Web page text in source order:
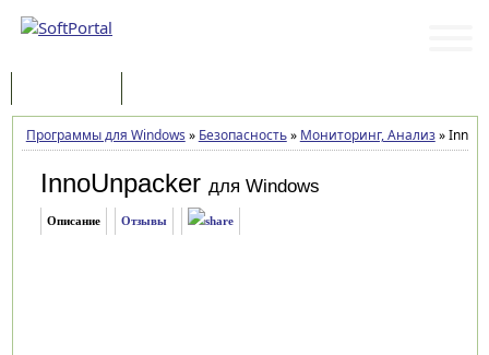
Программы для Windows » Безопасность» Мониторинг, Анализ»
InnoUnpacker для Windows
Описание Отзывы